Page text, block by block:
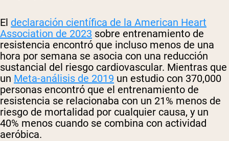
El declaración científica de la American Heart
Association de 2023 sobre entrenamiento de
resistencia encontró que incluso menos de una
hora por semana se asocia con una reducción
sustancial del riesgo cardiovascular. Mientras que
un Meta-análisis de 2019 un estudio con 370,000
personas encontró que el entrenamiento de
resistencia se relacionaba con un 21% menos de
riesgo de mortalidad por cualquier causa, y un
40% menos cuando se combina con actividad
aeróbica.